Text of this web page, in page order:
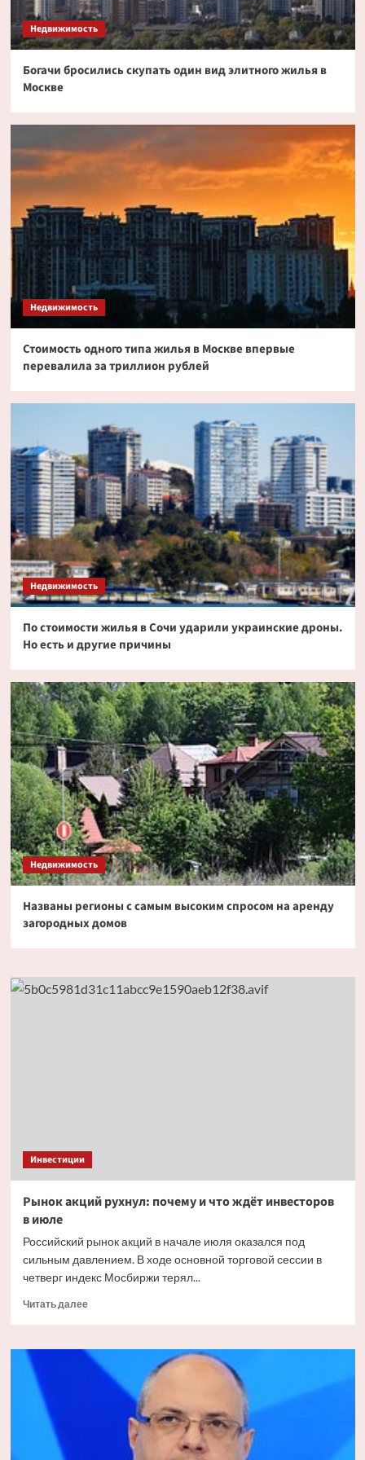
3
токенизированных акциях
Криптовалюта
Криптовалюта
Эксперт PlanB допустил снижение биткоина
до $52 000
Недвижимость
Богачи бросились скупать один вид элитного жилья в
Москве
Недвижимость
Стоимость одного типа жилья в Москве впервые
перевалила за триллион рублей
Недвижимость
По стоимости жилья в Сочи ударили украинские дроны.
Но есть и другие причины
Недвижимость
Названы регионы с самым высоким спросом на аренду
загородных домов
Инвестиции
Рынок акций рухнул: почему и что ждёт инвесторов
в июле
Российский рынок акций в начале июля оказался под
сильным давлением. В ходе основной торговой сессии в
четверг индекс Мосбиржи терял...
Читать далееПрочитать
Рынок
акций
рухнул:
инвесторов